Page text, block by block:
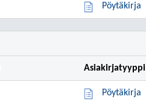
Pöytäkirja
Asiakirjatyyppi
Pöytäkirja